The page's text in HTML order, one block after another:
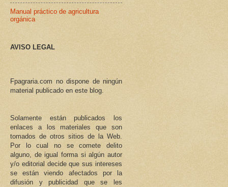
Manual práctico de agricultura
orgánica
AVISO LEGAL
Fpagraria.com no dispone de ningún
material publicado en este blog.
Solamente están publicados los
enlaces a los materiales que son
tomados de otros sitios de la Web.
Por lo cual no se comete delito
alguno, de igual forma si algún autor
y/o editorial decide que sus intereses
se están viendo afectados por la
difusión y publicidad que se les